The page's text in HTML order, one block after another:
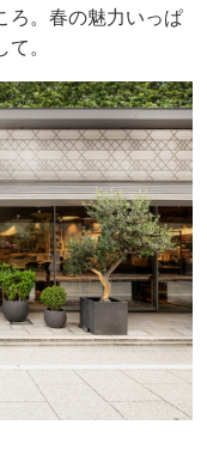
ろ。春の魅力いっぱ
。